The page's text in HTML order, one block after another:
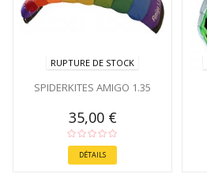
RUPTURE DE STOCK
SPIDERKITES AMIGO 1.35
35,00 €
DÉTAILS